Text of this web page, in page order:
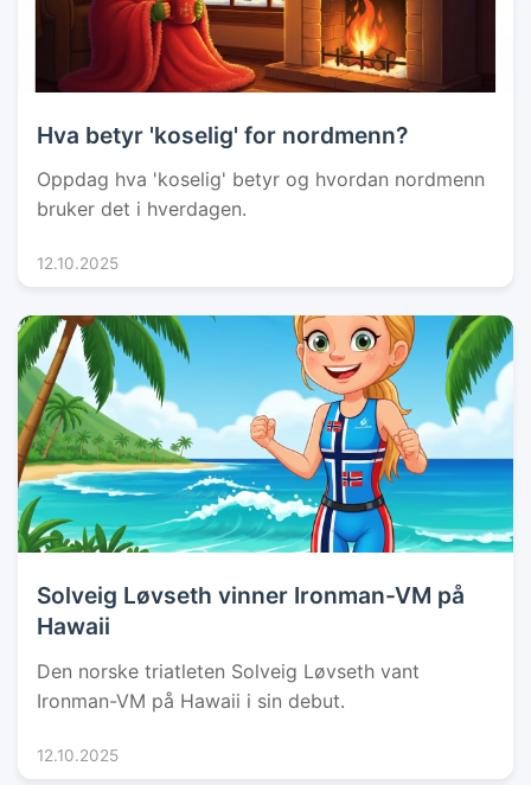
Hva betyr 'koselig' for nordmenn?
Oppdag hva 'koselig' betyr og hvordan nordmenn
bruker det i hverdagen.
12.10.2025
Solveig Løvseth vinner Ironman-VM på
Hawaii
Den norske triatleten Solveig Løvseth vant
Ironman-VM på Hawaii i sin debut.
12.10.2025